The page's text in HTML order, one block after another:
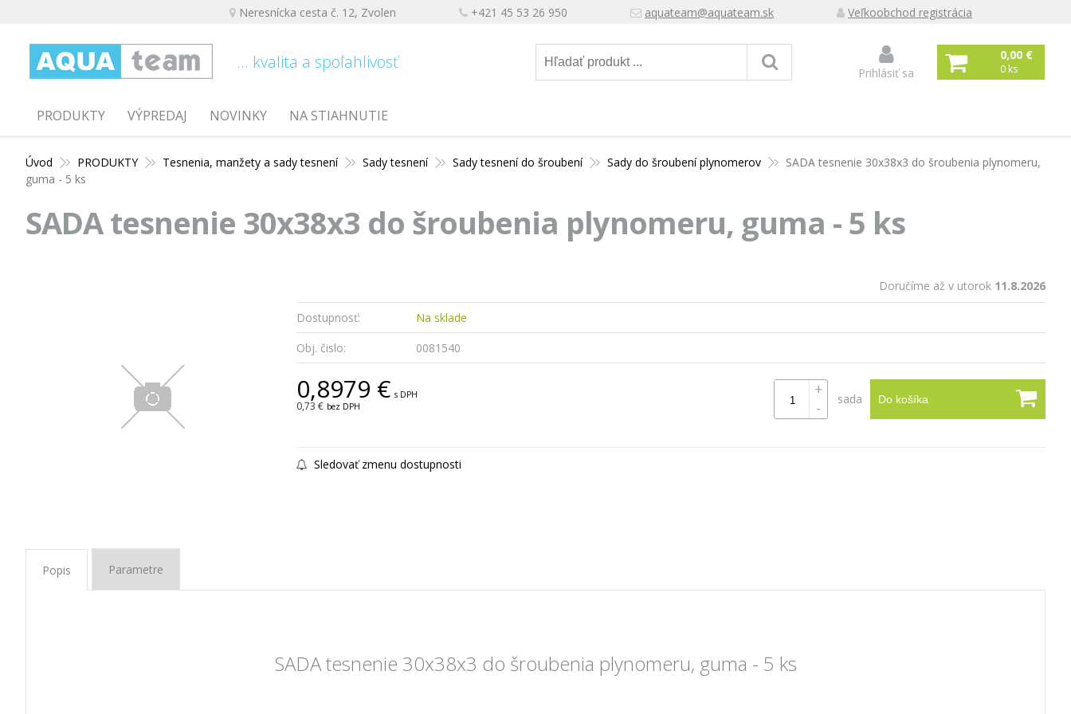
... kvalita a spoľahlivosť
Neresnícka cesta č. 12, Zvolen +421 45 53 26 950 aquateam@aquateam.sk Veľkoobchod registrácia
Prihlásiť sa
0,00 €
0 ks
PRODUKTY NOVINKY
VÝPREDAJ NA STIAHNUTIE
Úvod PRODUKTY Tesnenia, manžety a sady tesnení Sady tesnení Sady tesnení do šroubení Sady do šroubení plynomerov
SADA tesnenie 30x38x3 do šroubenia plynomeru,
guma - 5 ks
SADA tesnenie 30x38x3 do šroubenia plynomeru, guma - 5 ks
Doručíme až v utorok 11.8.2026
Dostupnosť:
Na sklade
Obj. čislo:
0081540
0,8979 € s DPH
0,73 € bez DPH
Do košíka
+
-
sada
Sledovať zmenu dostupnosti
Popis Parametre
SADA tesnenie 30x38x3 do šroubenia plynomeru, guma - 5 ks